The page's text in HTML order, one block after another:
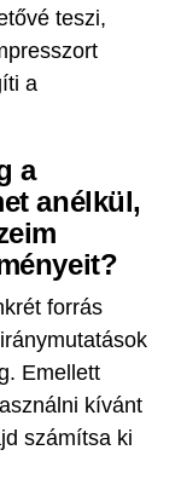
teszi,
a
a
anélkül,
forrás
Emellett
kívánt
számítsa ki